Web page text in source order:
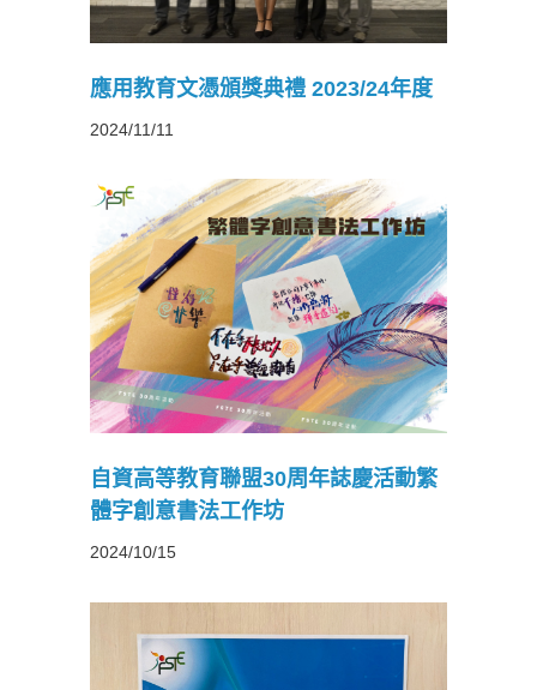
應用教育文憑頒獎典禮 2023/24年度
2024/11/11
自資高等教育聯盟30周年誌慶活動繁
體字創意書法工作坊
2024/10/15